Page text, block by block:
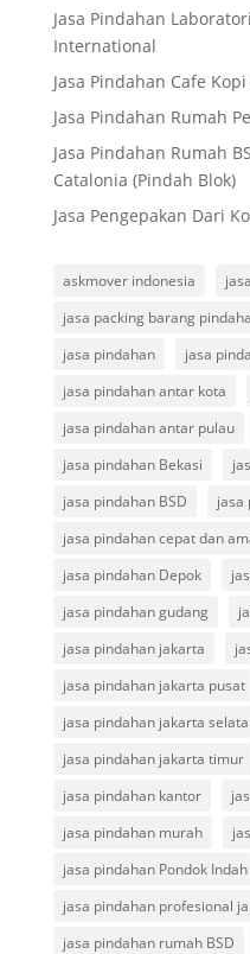
Jasa Pindahan
International
Jasa Pindahan Cafe
Jasa Pindahan Rumah
Jasa Pindahan Rumah
Catalonia (Pindah Blok)
Jasa Pengepakan Dari
askmover indonesia
jasa packing barang
jasa pindahan
jasa
jasa pindahan antar kota
jasa pindahan antar pulau
jasa pindahan Bekasi
jasa pindahan BSD
jasa
jasa pindahan cepat dan
jasa pindahan Depok
jasa pindahan gudang
jasa pindahan jakarta
jasa pindahan jakarta pusat
jasa pindahan jakarta
jasa pindahan jakarta timur
jasa pindahan kantor
jasa pindahan murah
jasa pindahan Pondok Indah
jasa pindahan profesional
jasa pindahan rumah BSD